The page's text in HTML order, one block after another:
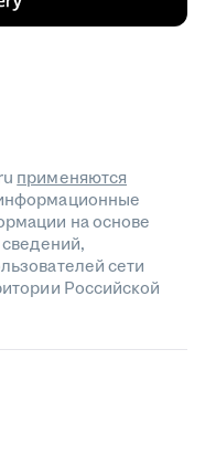
применяются
на основе
сети
Российской